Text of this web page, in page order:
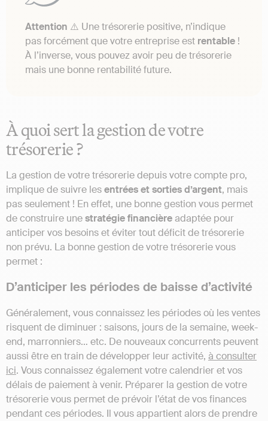
Attention ⚠️ Une trésorerie positive, n’indique
pas forcément que votre entreprise est rentable !
À l’inverse, vous pouvez avoir peu de trésorerie
mais une bonne rentabilité future.
À quoi sert la gestion de votre
trésorerie ?
La gestion de votre trésorerie depuis votre compte pro,
implique de suivre lesentrées et sorties d’argent, mais
pas seulement ! En effet, une bonne gestion vous permet
de construire unestratégie financièreadaptée pour
anticiper vos besoins et éviter tout déficit de trésorerie
non prévu. La bonne gestion de votre trésorerie vous
permet :
D’anticiper les périodes de baisse d’activité
Généralement, vous connaissez les périodes où les ventes
risquent de diminuer : saisons, jours de la semaine, week-
end, marronniers… etc. De nouveaux concurrents peuvent
aussi être en train de développer leur activité, à consulter
ici. Vous connaissez également votre calendrier et vos
délais de paiement à venir. Préparer la gestion de votre
trésorerie vous permet de prévoir l’état de vos finances
pendant ces périodes. Il vous appartient alors de prendre